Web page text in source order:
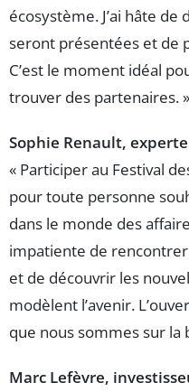
écosystème. J’ai hâte
seront présentées et de
C’est le moment idéal
trouver des partenaires. »
Sophie Renault,
« Participer au Festival
pour toute personne
dans le monde des
impatiente de
et de découvrir les
modèlent l’avenir.
que nous sommes sur la
Marc Lefèvre,